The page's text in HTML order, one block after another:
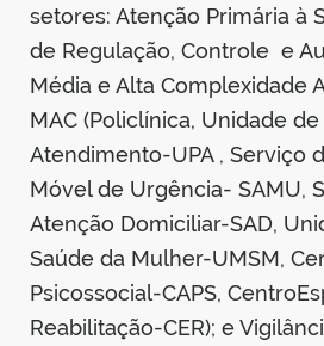
setores: Atenção Primária à
de Regulação, Controle e
Média e Alta Complexidade
MAC (Policlínica, Unidade
Atendimento-UPA , Serviço
Móvel de Urgência- SAMU,
Atenção Domiciliar-SAD,
Saúde da Mulher-UMSM,
Psicossocial-CAPS,
Reabilitação-CER); e